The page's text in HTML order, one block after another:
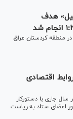
هدف
منطقه کردستان عراق
اقتصادی
جاری با دستورکار
اعضای ستاد به ریاست